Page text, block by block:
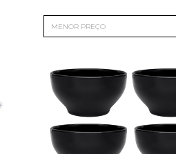
MENOR PREÇO